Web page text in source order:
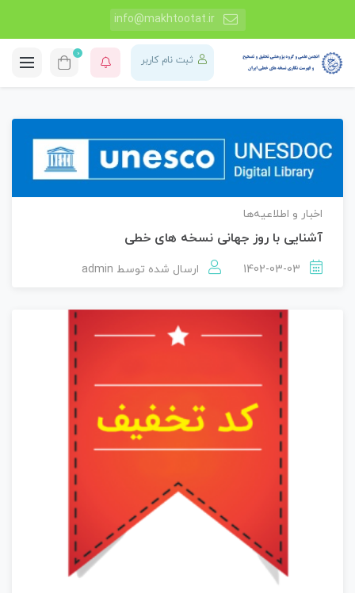
info@makhtootat.ir
ثبت نام کاربر
0
اخبار و اطلاعیه‌ها
آشنایی با روز جهانی نسخه های خطی
ارسال شده توسط admin